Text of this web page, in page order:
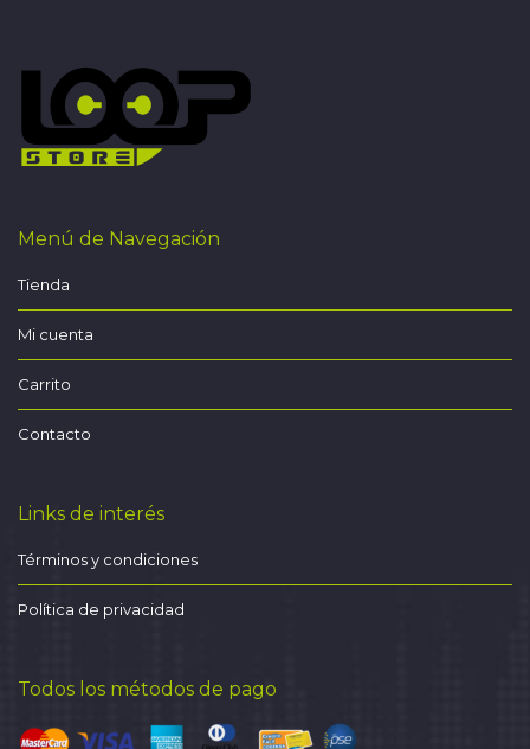
Menú de Navegación
Tienda
Mi cuenta
Carrito
Contacto
Links de interés
Términos y condiciones
Política de privacidad
Todos los métodos de pago